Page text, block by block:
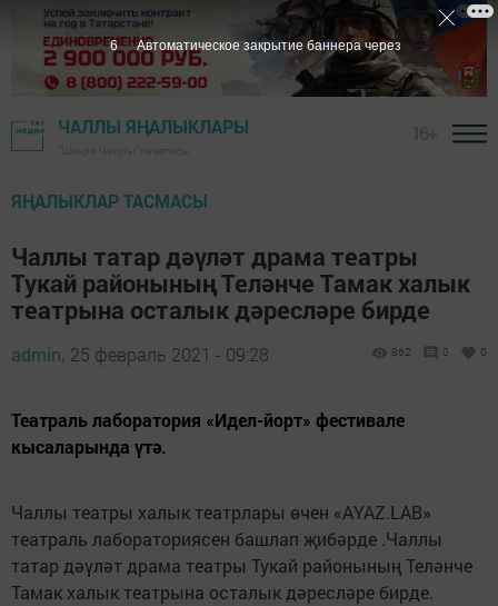
ЧАЛЛЫ ЯҢАЛЫКЛАРЫ
ЯҢАЛЫКЛАР ТАСМАСЫ
Чаллы татар дәүләт драма театры
Тукай районының Теләнче Тамак халык
театрына осталык дәресләре бирде
admin, 25 февраль 2021 - 09:28 862 0 0
Театраль лаборатория «Идел-йорт» фестивале
кысаларында үтә.
Чаллы театры халык театрлары өчен «AYAZ.LAB»
театраль лабораториясен башлап җибәрде .Чаллы
татар дәүләт драма театры Тукай районының Теләнче
Тамак халык театрына осталык дәресләре бирде.
5 Автоматическое закрытие баннера через